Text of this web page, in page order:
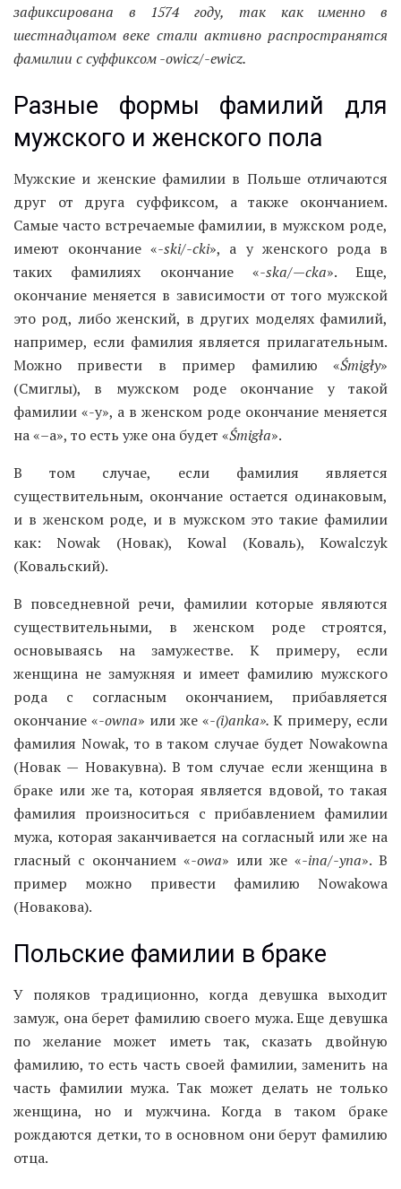
зафиксирована в 1574 году, так как именно в
шестнадцатом веке стали активно распространятся
фамилии с суффиксом -owicz/-ewicz.
Разные формы фамилий для
мужского и женского пола
Мужские и женские фамилии в Польше отличаются
друг от друга суффиксом, а также окончанием.
Самые часто встречаемые фамилии, в мужском роде,
имеют окончание «-ski/-cki», а у женского рода в
таких фамилиях окончание «-ska/—cka». Еще,
окончание меняется в зависимости от того мужской
это род, либо женский, в других моделях фамилий,
например, если фамилия является прилагательным.
Можно привести в пример фамилию «Śmigły»
(Смиглы), в мужском роде окончание у такой
фамилии «-y», а в женском роде окончание меняется
на «–a», то есть уже она будет «Śmigła».
В том случае, если фамилия является
существительным, окончание остается одинаковым,
и в женском роде, и в мужском это такие фамилии
как: Nowak (Новак), Kowal (Коваль), Kowalczyk
(Ковальский).
В повседневной речи, фамилии которые являются
существительными, в женском роде строятся,
основываясь на замужестве. К примеру, если
женщина не замужняя и имеет фамилию мужского
рода с согласным окончанием, прибавляется
окончание «-owna» или же «-(i)anka». К примеру, если
фамилия Nowak, то в таком случае будет Nowakowna
(Новак — Новакувна). В том случае если женщина в
браке или же та, которая является вдовой, то такая
фамилия произноситься с прибавлением фамилии
мужа, которая заканчивается на согласный или же на
гласный с окончанием «-owa» или же «-ina/-yna». В
пример можно привести фамилию Nowakowa
(Новакова).
Польские фамилии в браке
У поляков традиционно, когда девушка выходит
замуж, она берет фамилию своего мужа. Еще девушка
по желание может иметь так, сказать двойную
фамилию, то есть часть своей фамилии, заменить на
часть фамилии мужа. Так может делать не только
женщина, но и мужчина. Когда в таком браке
рождаются детки, то в основном они берут фамилию
отца.